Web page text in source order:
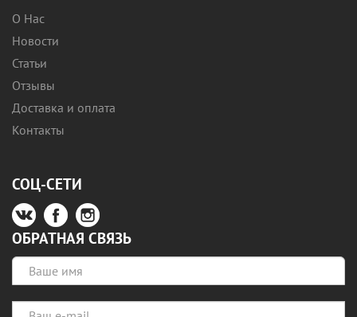
О Нас
Новости
Статьи
Отзывы
Доставка и оплата
Контакты
СОЦ-СЕТИ
ОБРАТНАЯ СВЯЗЬ